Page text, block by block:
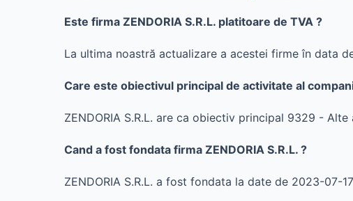
Este firma ZENDORIA S.R.L. platitoare de TVA ?
La ultima noastră actualizare a acestei firme în data
Care este obiectivul principal de activitate al
ZENDORIA S.R.L. are ca obiectiv principal 9329 -
Cand a fost fondata firma ZENDORIA S.R.L. ?
ZENDORIA S.R.L. a fost fondata la date de 2023-07-17